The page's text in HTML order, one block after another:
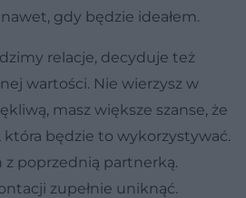
gdy będzie ideałem.
relacje, decyduje też
wartości. Nie wierzysz w
masz większe szanse, że
która będzie to wykorzystywać.
z poprzednią partnerką.
zupełnie uniknąć.